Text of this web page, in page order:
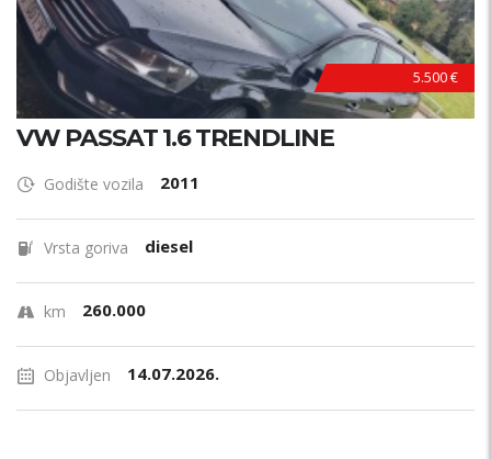
5.500 €
VW PASSAT 1.6 TRENDLINE
Godište vozila 2011
Vrsta goriva diesel
km 260.000
Objavljen 14.07.2026.